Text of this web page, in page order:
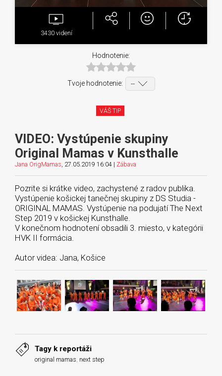
3430 videní
Hodnotenie:
Tvoje hodnotenie:
VÁŠ TIP
VIDEO: Vystúpenie skupiny
Original Mamas v Kunsthalle
Jana OrigMamas, 27.05.2019 16:04 | Zábava
Pozrite si krátke video, zachystené z radov publika.
Vystúpenie košickej tanečnej skupiny z DS Studia -
ORIGINAL MAMAS. Vystúpenie na podujatí The Next
Step 2019 v košickej Kunsthalle.
V konečnom hodnotení obsadili 3. miesto, v kategórii
HVK II formácia.
Autor videa: Jana, Košice
Tagy k reportáži
original mamas, next step